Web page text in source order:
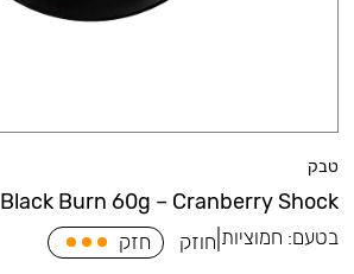
טבק
Black Burn 60g – Cranberry Shock
בטעם: חמוציות חוזק חזק